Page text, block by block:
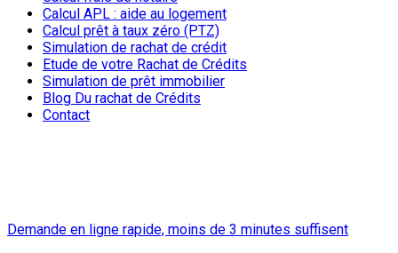
Calcul APL : aide au logement
Calcul prêt à taux zéro (PTZ)
Simulation de rachat de crédit
Etude de votre Rachat de Crédits
Simulation de prêt immobilier
Blog Du rachat de Crédits
Contact
Demande en ligne rapide, moins de 3 minutes suffisent